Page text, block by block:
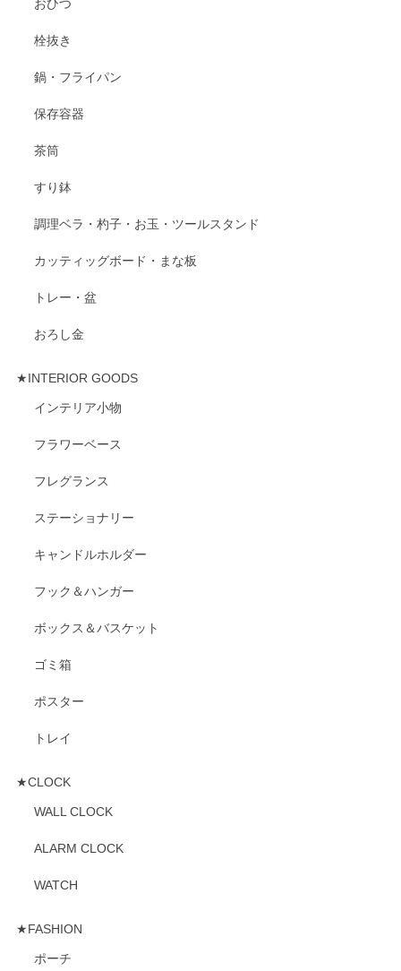
おひつ
栓抜き
鍋・フライパン
保存容器
茶筒
すり鉢
調理ベラ・杓子・お玉・ツールスタンド
カッティッグボード・まな板
トレー・盆
おろし金
★INTERIOR GOODS
インテリア小物
フラワーベース
フレグランス
ステーショナリー
キャンドルホルダー
フック＆ハンガー
ボックス＆バスケット
ゴミ箱
ポスター
トレイ
★CLOCK
WALL CLOCK
ALARM CLOCK
WATCH
★FASHION
ポーチ